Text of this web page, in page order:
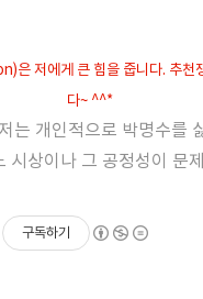
은 저에게 큰 힘을 줍니다. 추천
다~ ^^*
는 개인적으로 박명수를
시상이나 그 공정성이 문
구독하기